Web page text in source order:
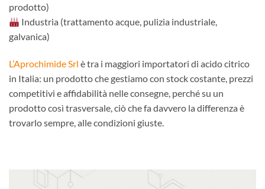
prodotto)
Industria (trattamento acque, pulizia industriale,
galvanica)
L’Aprochimide Srl è tra i maggiori importatori di acido citrico
in Italia: un prodotto che gestiamo con stock costante, prezzi
competitivi e affidabilità nelle consegne, perché su un
prodotto così trasversale, ciò che fa davvero la differenza è
trovarlo sempre, alle condizioni giuste.